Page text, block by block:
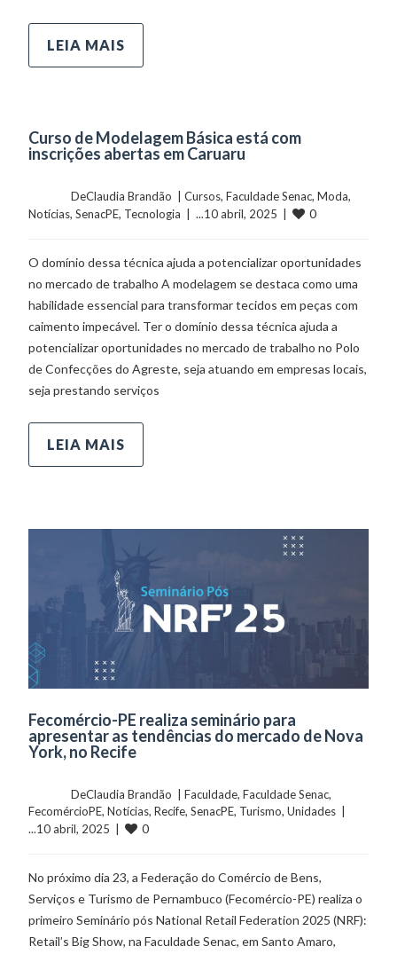
LEIA MAIS
Curso de Modelagem Básica está com
inscrições abertas em Caruaru
	    	DeClaudia Brandão  |
Cursos, Faculdade Senac, Moda
Notícias, SenacPE, Tecnologia
  |  ...10 abril, 2025  |
0
O domínio dessa técnica ajuda a potencializar oportunidades
no mercado de trabalho A modelagem se destaca como uma
habilidade essencial para transformar tecidos em peças com
caimento impecável. Ter o domínio dessa técnica ajuda a
potencializar oportunidades no mercado de trabalho no Polo
de Confecções do Agreste, seja atuando em empresas locais,
seja prestando serviços
LEIA MAIS
Fecomércio-PE realiza seminário para
apresentar as tendências do mercado de Nova
York, no Recife
	    	DeClaudia Brandão  |
Faculdade, Faculdade Senac
FecomércioPE, Notícias, Recife, SenacPE, Turismo, Unidades
...10 abril, 2025  |
0
No próximo dia 23, a Federação do Comércio de Bens,
Serviços e Turismo de Pernambuco (Fecomércio-PE) realiza o
primeiro Seminário pós National Retail Federation 2025 (NRF):
Retail’s Big Show, na Faculdade Senac, em Santo Amaro,